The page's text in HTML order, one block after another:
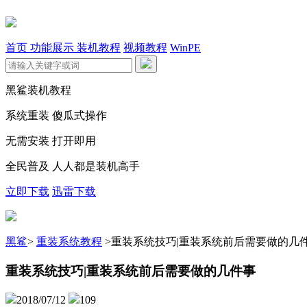
首页 功能展示 装机教程 视频教程 WinPE
黑鲨装机教程
系统重装 傻瓜式操作
无需安装 打开即用
全民普及 人人都是装机高手
立即下载 迅雷下载
黑鲨> 重装系统教程 >重装系统技巧|重装系统前后需要做的几
重装系统技巧|重装系统前后需要做的几件事
2018/07/12 109